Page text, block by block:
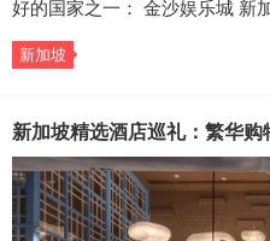
好的国家之一： 金沙娱乐城 新
新加坡
新加坡精选酒店巡礼：繁华购